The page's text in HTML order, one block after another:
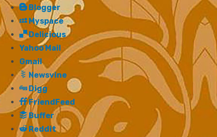
Blogger
Myspace
Delicious
Yahoo Mail
Gmail
Newsvine
Digg
FriendFeed
Buffer
Reddit